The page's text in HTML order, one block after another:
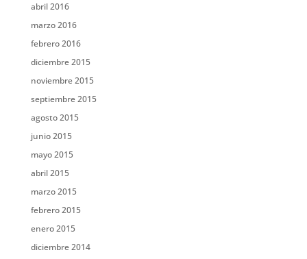
abril 2016
marzo 2016
febrero 2016
diciembre 2015
noviembre 2015
septiembre 2015
agosto 2015
junio 2015
mayo 2015
abril 2015
marzo 2015
febrero 2015
enero 2015
diciembre 2014